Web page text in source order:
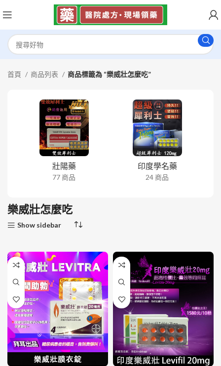
首頁 商品列表 商品標籤為 “樂威壯怎麼吃”
壯陽藥
77 商品
印度學名藥
24 商品
樂威壯怎麼吃
Show sidebar